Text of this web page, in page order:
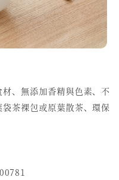
、無添加香精與色素、不
茶裸包或原葉散茶、環保